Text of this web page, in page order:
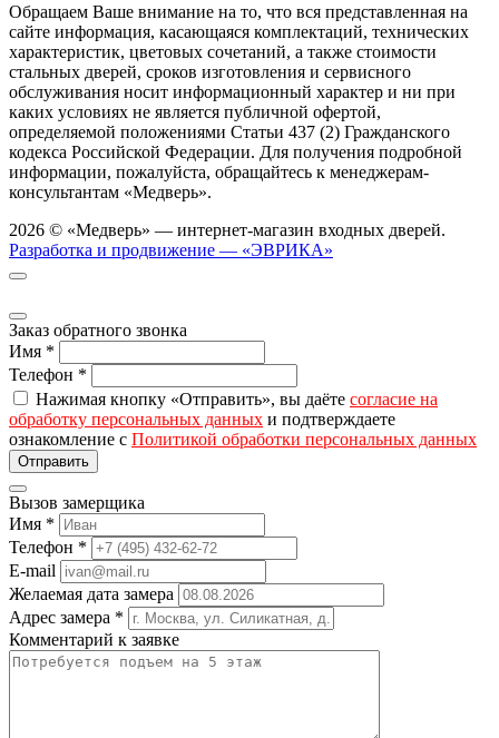
Обращаем Ваше внимание на то, что вся представленная на
сайте информация, касающаяся комплектаций, технических
характеристик, цветовых сочетаний, а также стоимости
стальных дверей, сроков изготовления и сервисного
обслуживания носит информационный характер и ни при
каких условиях не является публичной офертой,
определяемой положениями Статьи 437 (2) Гражданского
кодекса Российской Федерации. Для получения подробной
информации, пожалуйста, обращайтесь к менеджерам-
консультантам «Медверь».
2026 © «Медверь» — интернет-магазин входных дверей.
Разработка и продвижение — «ЭВРИКА»
Заказ обратного звонка
Имя *
Телефон *
Нажимая кнопку «Отправить», вы даёте согласие на
обработку персональных данных и подтверждаете
ознакомление с Политикой обработки персональных данных
Вызов замерщика
Имя *
Телефон *
E-mail
Желаемая дата замера
Адрес замера *
Комментарий к заявке